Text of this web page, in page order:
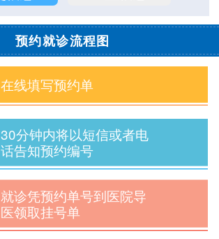
预约就诊流程图
在线填写预约单
30分钟内将以短信或者电
话告知预约编号
就诊凭预约单号到医院导
医领取挂号单